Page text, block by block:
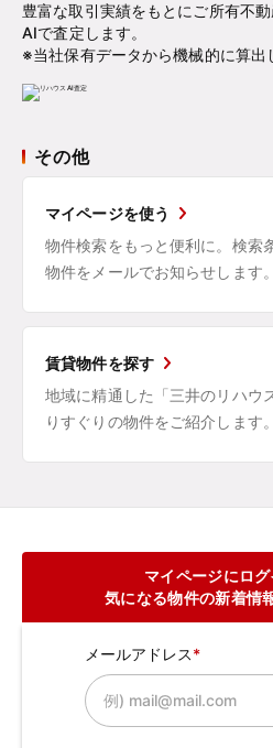
豊富な取引実績をもとにご所有不
AIで査定します。
※当社保有データから機械的に算出
その他
マイページを使う
物件検索をもっと便利に。検索
物件をメールでお知らせします。
賃貸物件を探す
地域に精通した「三井のリハウ
りすぐりの物件をご紹介します。
マイページにログ
気になる物件の新着情
メールアドレス